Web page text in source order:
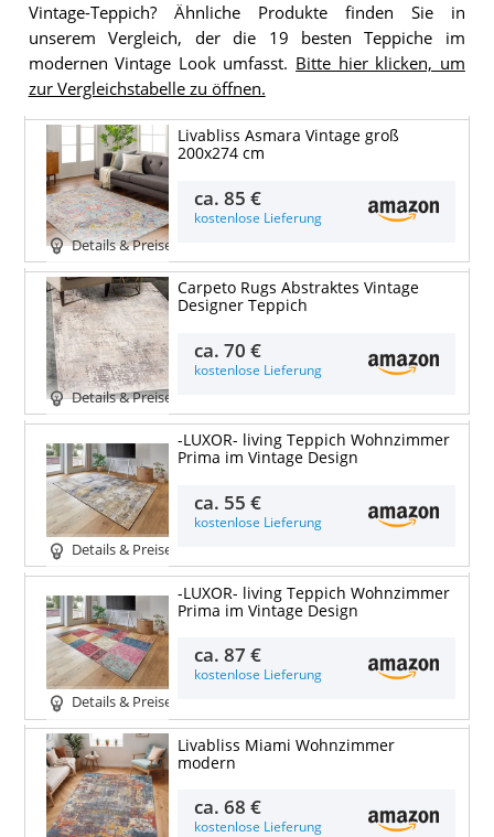
Vintage-Teppich? Ähnliche Produkte finden Sie in
unserem Vergleich, der die 19 besten Teppiche im
modernen Vintage Look umfasst. Bitte hier klicken, um
zur Vergleichstabelle zu öffnen.
Details & Preise
Livabliss Asmara Vintage groß
200x274 cm
ca.85 €
kostenlose Lieferung
Details & Preise
Carpeto Rugs Abstraktes Vintage
Designer Teppich
ca.70 €
kostenlose Lieferung
Details & Preise
-LUXOR- living Teppich Wohnzimmer
Prima im Vintage Design
ca. 55 €
kostenlose Lieferung
Details & Preise
-LUXOR- living Teppich Wohnzimmer
Prima im Vintage Design
ca.87 €
kostenlose Lieferung
Livabliss Miami Wohnzimmer
modern
ca.68 €
kostenlose Lieferung